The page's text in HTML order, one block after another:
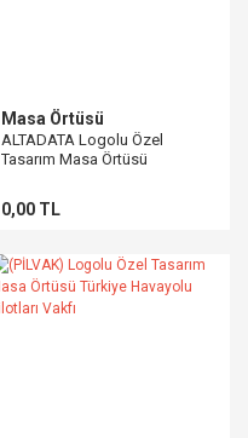
Masa Örtüsü
ALTADATA Logolu Özel
Tasarım Masa Örtüsü
0,00 TL